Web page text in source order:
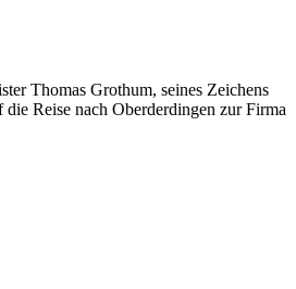
Thomas Grothum, seines Zeichens
Reise nach Oberderdingen zur Firma